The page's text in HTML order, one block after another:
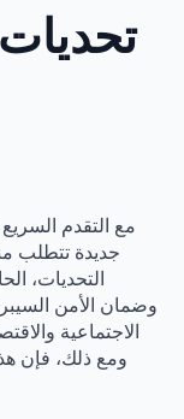
مع التقدم
جديدة تتطلب
التحديات،
وضمان الأمن
الاجتماعية
ومع ذلك، فإن